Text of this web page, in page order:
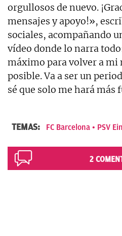
orgullosos de nuevo.
mensajes y apoyo!»,
sociales, acompañando
vídeo donde lo narra
máximo para volver a mi
posible. Va a ser un
sé que solo me hará más
TEMAS: FC Barcelona PSV
2